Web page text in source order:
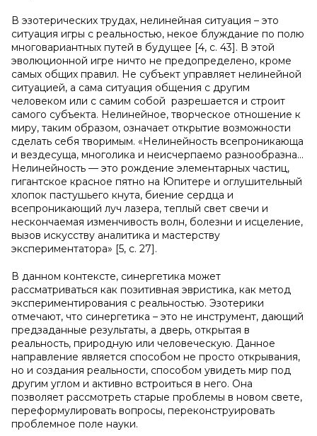
В эзотерических трудах, нелинейная ситуация – это
ситуация игры с реальностью, некое блуждание по полю
многовариантных путей в будущее [4, с. 43]. В этой
эволюционной игре ничто не предопределено, кроме
самых общих правил. Не субъект управляет нелинейной
ситуацией, а сама ситуация общения с другим
человеком или с самим собой разрешается и строит
самого субъекта. Нелинейное, творческое отношение к
миру, таким образом, означает открытие возможности
сделать себя творимым. «Нелинейность всепроникающа
и вездесуща, многолика и неисчерпаемо разнообразна…
Нелинейность — это рождение элементарных частиц,
гигантское красное пятно на Юпитере и оглушительный
хлопок пастушьего кнута, биение сердца и
всепроникающий луч лазера, теплый свет свечи и
нескончаемая изменчивость волн, болезни и исцеление,
вызов искусству аналитика и мастерству
экспериментатора» [5, с. 27].
В данном контексте, синергетика может
рассматриваться как позитивная эвристика, как метод
экспериментирования с реальностью. Эзотерики
отмечают, что синергетика – это не инструмент, дающий
предзаданные результаты, а дверь, открытая в
реальность, природную или человеческую. Данное
направление является способом не просто открывания,
но и создания реальности, способом увидеть мир под
другим углом и активно встроиться в него. Она
позволяет рассмотреть старые проблемы в новом свете,
переформулировать вопросы, переконструировать
проблемное поле науки.